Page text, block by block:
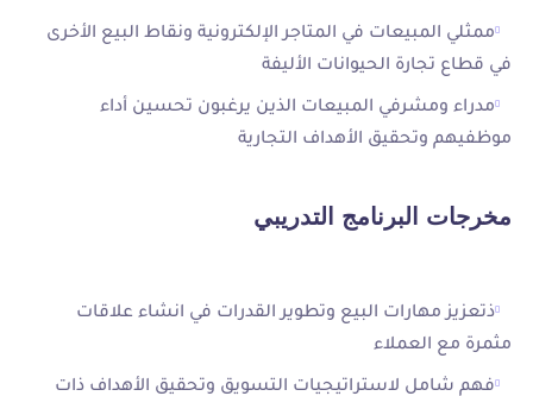
ممثلي المبيعات في المتاجر الإلكترونية ونقاط البيع الأخرى
في قطاع تجارة الحيوانات الأليفة
مدراء ومشرفي المبيعات الذين يرغبون تحسين أداء
موظفيهم وتحقيق الأهداف التجارية
مخرجات البرنامج التدريبي
ذتعزيز مهارات البيع وتطوير القدرات في انشاء علاقات
مثمرة مع العملاء
فهم شامل لاستراتيجيات التسويق وتحقيق الأهداف ذات